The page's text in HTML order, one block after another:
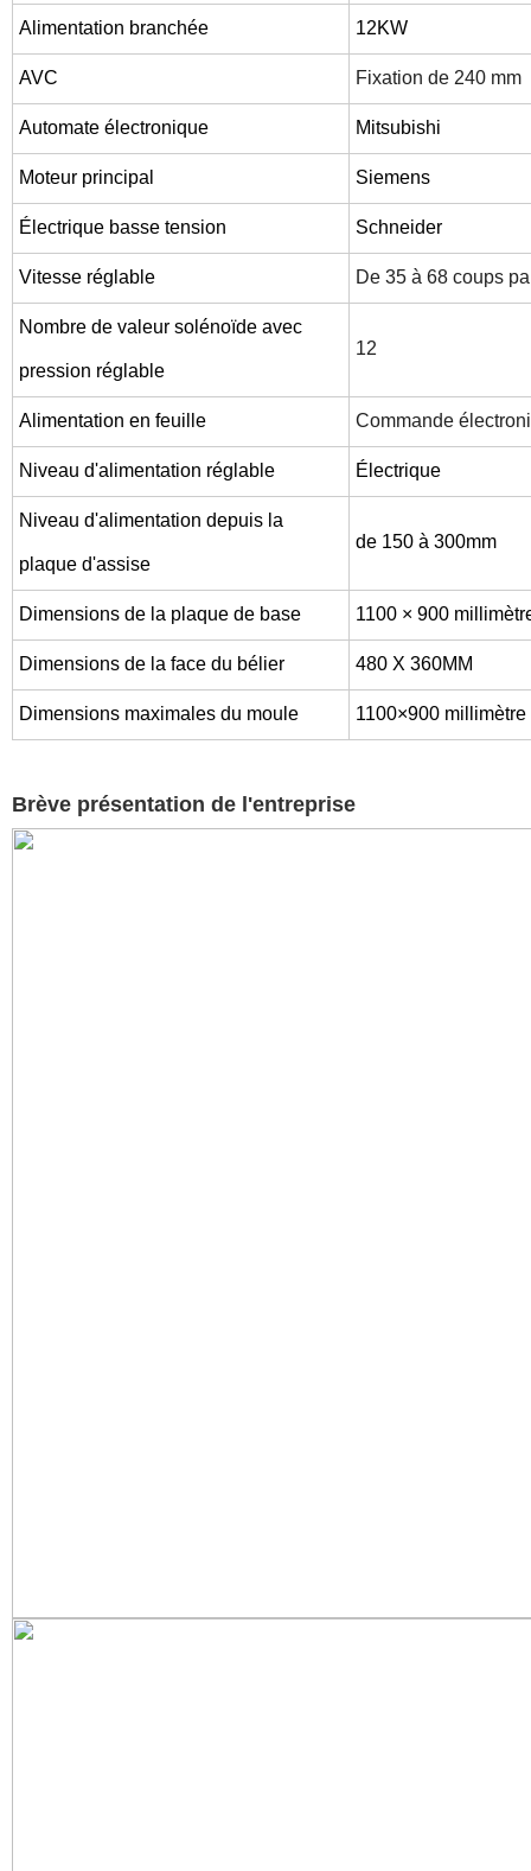
Alimentation branchée 12KW
AVC Fixation de 240 mm
Automate électronique Mitsubishi
Moteur principal Siemens
Électrique basse tension Schneider
Vitesse réglable De 35 à 68 coups
Nombre de valeur solénoïde avec
pression réglable
12
Alimentation en feuille Commande
Niveau d'alimentation réglable Électrique
Niveau d'alimentation depuis la
plaque d'assise
de 150 à 300mm
Dimensions de la plaque de base 1100 × 900
Dimensions de la face du bélier 480 X 360MM
Dimensions maximales du moule 1100×900 millimètre
Brève présentation de l'entreprise